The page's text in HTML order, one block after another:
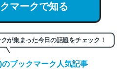
事。32768トークンだと英語小説
回収されないけど、短期記憶という
なりそう
マークで知る
が集まった今日の話題をチェック！
のブックマーク人気記事